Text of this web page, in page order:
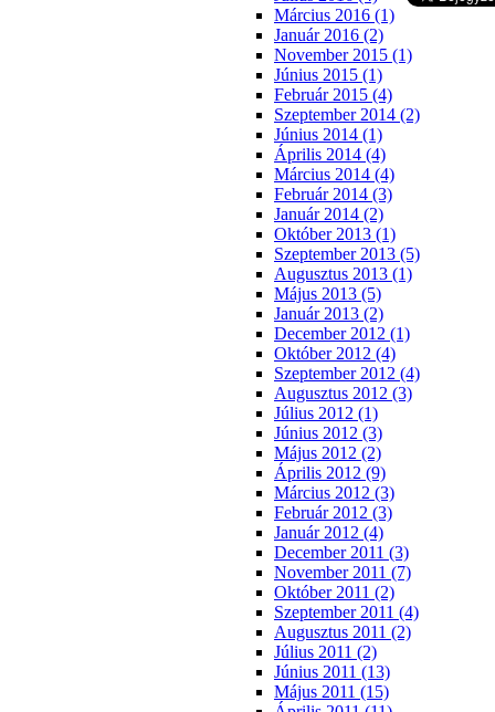
Március 2016 (1)
Január 2016 (2)
November 2015 (1)
Június 2015 (1)
Február 2015 (4)
Szeptember 2014 (2)
Június 2014 (1)
Április 2014 (4)
Március 2014 (4)
Február 2014 (3)
Január 2014 (2)
Október 2013 (1)
Szeptember 2013 (5)
Augusztus 2013 (1)
Május 2013 (5)
Január 2013 (2)
December 2012 (1)
Október 2012 (4)
Szeptember 2012 (4)
Augusztus 2012 (3)
Július 2012 (1)
Június 2012 (3)
Május 2012 (2)
Április 2012 (9)
Március 2012 (3)
Február 2012 (3)
Január 2012 (4)
December 2011 (3)
November 2011 (7)
Október 2011 (2)
Szeptember 2011 (4)
Augusztus 2011 (2)
Július 2011 (2)
Június 2011 (13)
Május 2011 (15)